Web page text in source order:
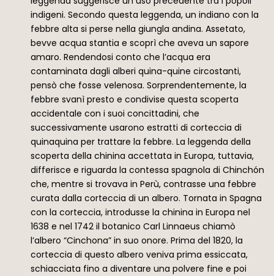
indigeni. Secondo questa leggenda, un indiano con la
febbre alta si perse nella giungla andina. Assetato,
bevve acqua stantia e scoprì che aveva un sapore
amaro. Rendendosi conto che l’acqua era
contaminata dagli alberi quina-quine circostanti,
pensò che fosse velenosa. Sorprendentemente, la
febbre svanì presto e condivise questa scoperta
accidentale con i suoi concittadini, che
successivamente usarono estratti di corteccia di
quinaquina per trattare la febbre. La leggenda della
scoperta della chinina accettata in Europa, tuttavia,
differisce e riguarda la contessa spagnola di Chinchón
che, mentre si trovava in Perù, contrasse una febbre
curata dalla corteccia di un albero. Tornata in Spagna
con la corteccia, introdusse la chinina in Europa nel
1638 e nel 1742 il botanico Carl Linnaeus chiamò
l’albero “Cinchona” in suo onore. Prima del 1820, la
corteccia di questo albero veniva prima essiccata,
schiacciata fino a diventare una polvere fine e poi